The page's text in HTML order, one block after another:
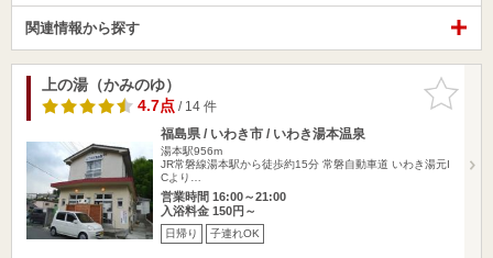
関連情報から探す
お気に入
りに追加
上の湯（かみのゆ）
4.7点/ 14 件
福島県 / いわき市 / いわき湯本温泉
湯本駅956m
JR常磐線湯本駅から徒歩約15分 常磐自動車道 いわき湯元I
Cより…
営業時間 16:00～21:00
入浴料金 150円～
日帰り 子連れOK